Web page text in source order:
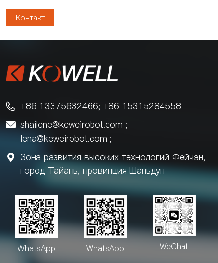
Контакт
 +86 13375632466; +86 15315284558
 shailene@keweirobot.com ;
lena@keweirobot.com ;

Зона развития высоких технологий Фейчэн,
город Тайань, провинция Шаньдун
WhatsApp WhatsApp WeChat